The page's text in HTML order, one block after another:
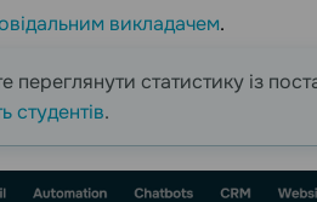
викладачем.
переглянути статистику із
студентів.